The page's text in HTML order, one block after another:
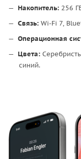
Накопитель: 256
Связь: Wi-Fi 7,
Операционная
Цвета:
синий.